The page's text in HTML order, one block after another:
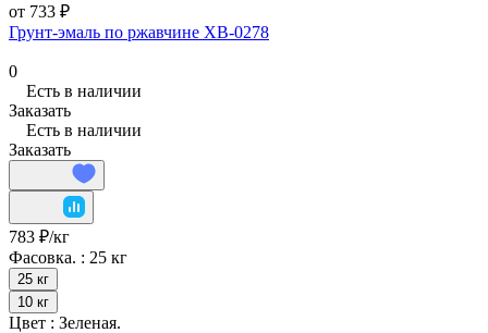
от 733 ₽
Грунт-эмаль по ржавчине ХВ-0278
0
Есть в наличии
Заказать
Есть в наличии
Заказать
783 ₽/кг
Фасовка. : 25 кг
25 кг
10 кг
Цвет : Зеленая.